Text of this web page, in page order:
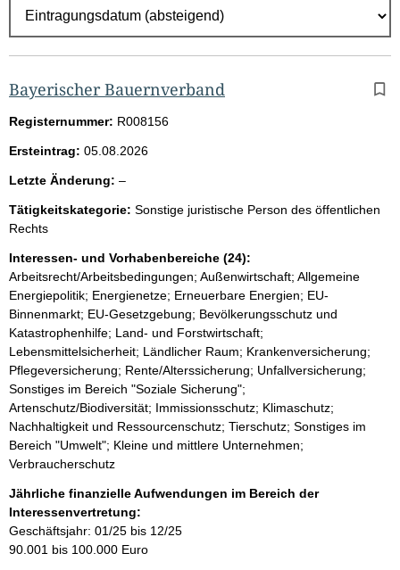
g
e
b
n
s
s
e
p
r
o
S
e
i
t
e
Bayerischer Bauernverband
Registernummer: R008156
Ersteintrag: 05.08.2026
Letzte Änderung: –l
e
Tätigkeitskategorie: Sonstige juristische Person des öffentlichen
Rechts
Interessen- und Vorhabenbereiche (24):
Arbeitsrecht/Arbeitsbedingungen; Außenwirtschaft; Allgemeine
Energiepolitik; Energienetze; Erneuerbare Energien; EU-
Binnenmarkt; EU-Gesetzgebung; Bevölkerungsschutz und
Katastrophenhilfe; Land- und Forstwirtschaft;
Lebensmittelsicherheit; Ländlicher Raum; Krankenversicherung;
Pflegeversicherung; Rente/Alterssicherung; Unfallversicherung;
Sonstiges im Bereich "Soziale Sicherung";
Artenschutz/Biodiversität; Immissionsschutz; Klimaschutz;
Nachhaltigkeit und Ressourcenschutz; Tierschutz; Sonstiges im
Bereich "Umwelt"; Kleine und mittlere Unternehmen;
Verbraucherschutz
Jährliche finanzielle Aufwendungen im Bereich der
Interessenvertretung:
Geschäftsjahr: 01/25 bis 12/25
90.001 bis 100.000 Euro